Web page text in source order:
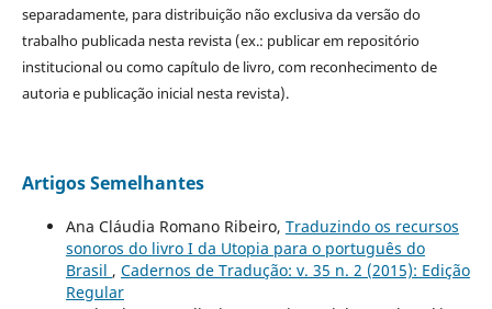
separadamente, para distribuição não exclusiva da versão do
trabalho publicada nesta revista (ex.: publicar em repositório
institucional ou como capítulo de livro, com reconhecimento de
autoria e publicação inicial nesta revista).
Artigos Semelhantes
Ana Cláudia Romano Ribeiro, Traduzindo os recursos
sonoros do livro I da Utopia para o português do
Brasil , Cadernos de Tradução: v. 35 n. 2 (2015): Edição
Regular